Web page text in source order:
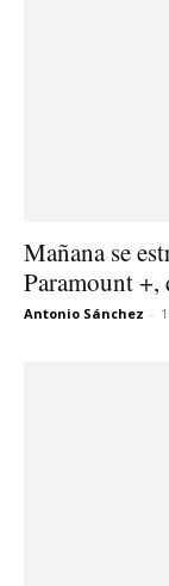
Mañana se
Paramount +,
Antonio Sánchez -